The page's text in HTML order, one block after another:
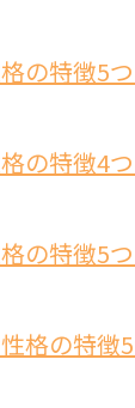
の特徴5つ
の特徴4つ
の特徴5つ
格の特徴